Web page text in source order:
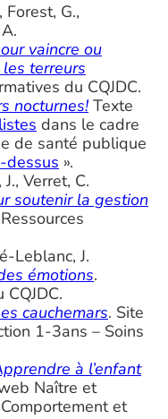
Forest, G.,
vaincre ou
terreurs
du CQJDC.
nocturnes! Texte
dans le cadre
de santé publique
dessus ».
Verret, C.
soutenir la gestion
Leblanc, J.
émotions.
cauchemars. Site
1-3ans – Soins
à l’enfant
Naître et
et